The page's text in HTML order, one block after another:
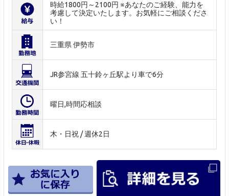
時給1800円～2100円 ※あなたのご経験、能力を
考慮して決定いたします。お気軽にご相談くださ
い！
三重県 伊勢市
JR参宮線 五十鈴ヶ丘駅より車で6分
曜日,時間応相談
木・日祝 / 週休2日